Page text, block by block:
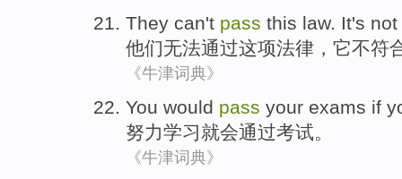
They can't pass this law. It's not
他们无法通过这项法律 ， 它不符
《牛津词典》
You would pass your exams if
努力学习就会通过考试。
《牛津词典》